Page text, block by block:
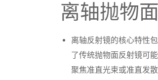
离轴抛物
离轴反射镜的核心特性
了传统抛物面反射镜可
聚焦准直光束或准直发